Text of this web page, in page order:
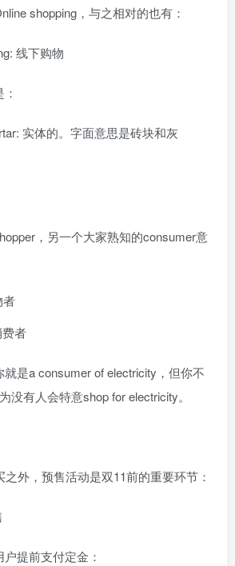
shopping，与之相对的也有：
线下购物
实体的。字面意思是砖块和灰
，另一个大家熟知的consumer意
者
者
是a consumer of electricity，但你不
没有人会特意shop for electricity。
外，预售活动是双11前的重要环节：
提前支付定金：